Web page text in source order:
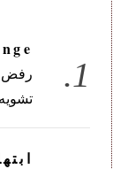
رفض